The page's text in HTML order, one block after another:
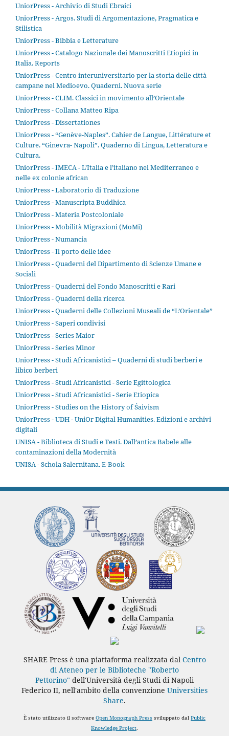
UniorPress - Archivio di Studi Ebraici
UniorPress - Argos. Studi di Argomentazione, Pragmatica e
Stilistica
UniorPress - Bibbia e Letterature
UniorPress - Catalogo Nazionale dei Manoscritti Etiopici in
Italia. Reports
UniorPress - Centro interuniversitario per la storia delle città
campane nel Medioevo. Quaderni. Nuova serie
UniorPress - CLIM. Classici in movimento all’Orientale
UniorPress - Collana Matteo Ripa
UniorPress - Dissertationes
UniorPress - “Genève-Naples”. Cahier de Langue, Littérature et
Culture. “Ginevra- Napoli”. Quaderno di Lingua, Letteratura e
Cultura.
UniorPress - IMECA - L’Italia e l’italiano nel Mediterraneo e
nelle ex colonie african
UniorPress - Laboratorio di Traduzione
UniorPress - Manuscripta Buddhica
UniorPress - Materia Postcoloniale
UniorPress - Mobilità Migrazioni (MoMi)
UniorPress - Numancia
UniorPress - Il porto delle idee
UniorPress - Quaderni del Dipartimento di Scienze Umane e
Sociali
UniorPress - Quaderni del Fondo Manoscritti e Rari
UniorPress - Quaderni della ricerca
UniorPress - Quaderni delle Collezioni Museali de “L’Orientale”
UniorPress - Saperi condivisi
UniorPress - Series Maior
UniorPress - Series Minor
UniorPress - Studi Africanistici – Quaderni di studi berberi e
libico berberi
UniorPress - Studi Africanistici - Serie Egittologica
UniorPress - Studi Africanistici - Serie Etiopica
UniorPress - Studies on the History of Śaivism
UniorPress - UDH - UniOr Digital Humanities. Edizioni e archivi
digitali
UNISA - Biblioteca di Studi e Testi. Dall’antica Babele alle
contaminazioni della Modernità
UNISA - Schola Salernitana. E-Book
SHARE Press è una piattaforma realizzata dal Centro
di Ateneo per le Biblioteche "Roberto
Pettorino" dell'Università degli Studi di Napoli
Federico II, nell'ambito della convenzione Universities
Share.
È stato utilizzato il software Open Monograph Press sviluppato dal Public
Knowledge Project.